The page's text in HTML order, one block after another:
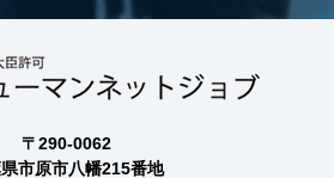
〒290-0062
市原市八幡215番地